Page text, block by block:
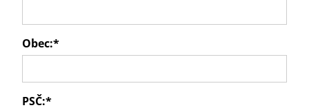
Obec:*
PSČ:*